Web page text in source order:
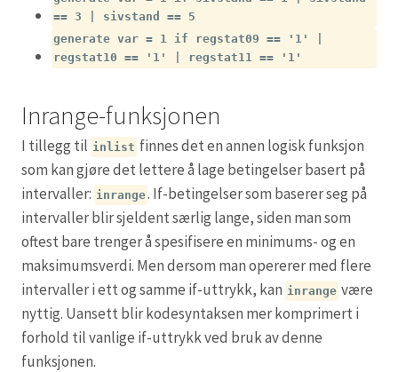
== 3 | sivstand == 5
generate var = 1 if regstat09 == '1' |
regstat10 == '1' | regstat11 == '1'
Inrange-funksjonen
I tillegg til inlist finnes det en annen logisk funksjon
som kan gjøre det lettere å lage betingelser basert på
intervaller: inrange. If-betingelser som baserer seg på
intervaller blir sjeldent særlig lange, siden man som
oftest bare trenger å spesifisere en minimums- og en
maksimumsverdi. Men dersom man opererer med flere
intervaller i ett og samme if-uttrykk, kan inrange være
nyttig. Uansett blir kodesyntaksen mer komprimert i
forhold til vanlige if-uttrykk ved bruk av denne
funksjonen.